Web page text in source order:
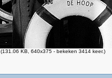
(131.06 KB, 640x375 - bekeken 3414 keer.)